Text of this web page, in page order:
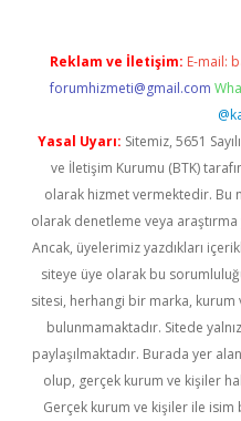
Reklam ve İletişim: E-mail:
forumhizmeti@gmail.com
Yasal Uyarı: Sitemiz, 5651
ve İletişim Kurumu (BTK)
olarak hizmet vermektedir. Bu
olarak denetleme veya
Ancak, üyelerimiz yazdıkları
siteye üye olarak bu
sitesi, herhangi bir marka, kurum
bulunmamaktadır. Sitede
paylaşılmaktadır. Burada yer
olup, gerçek kurum ve kişiler
Gerçek kurum ve kişiler ile